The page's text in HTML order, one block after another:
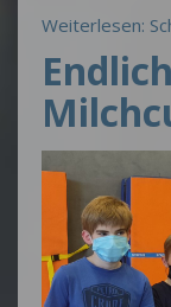
Weiterlesen: